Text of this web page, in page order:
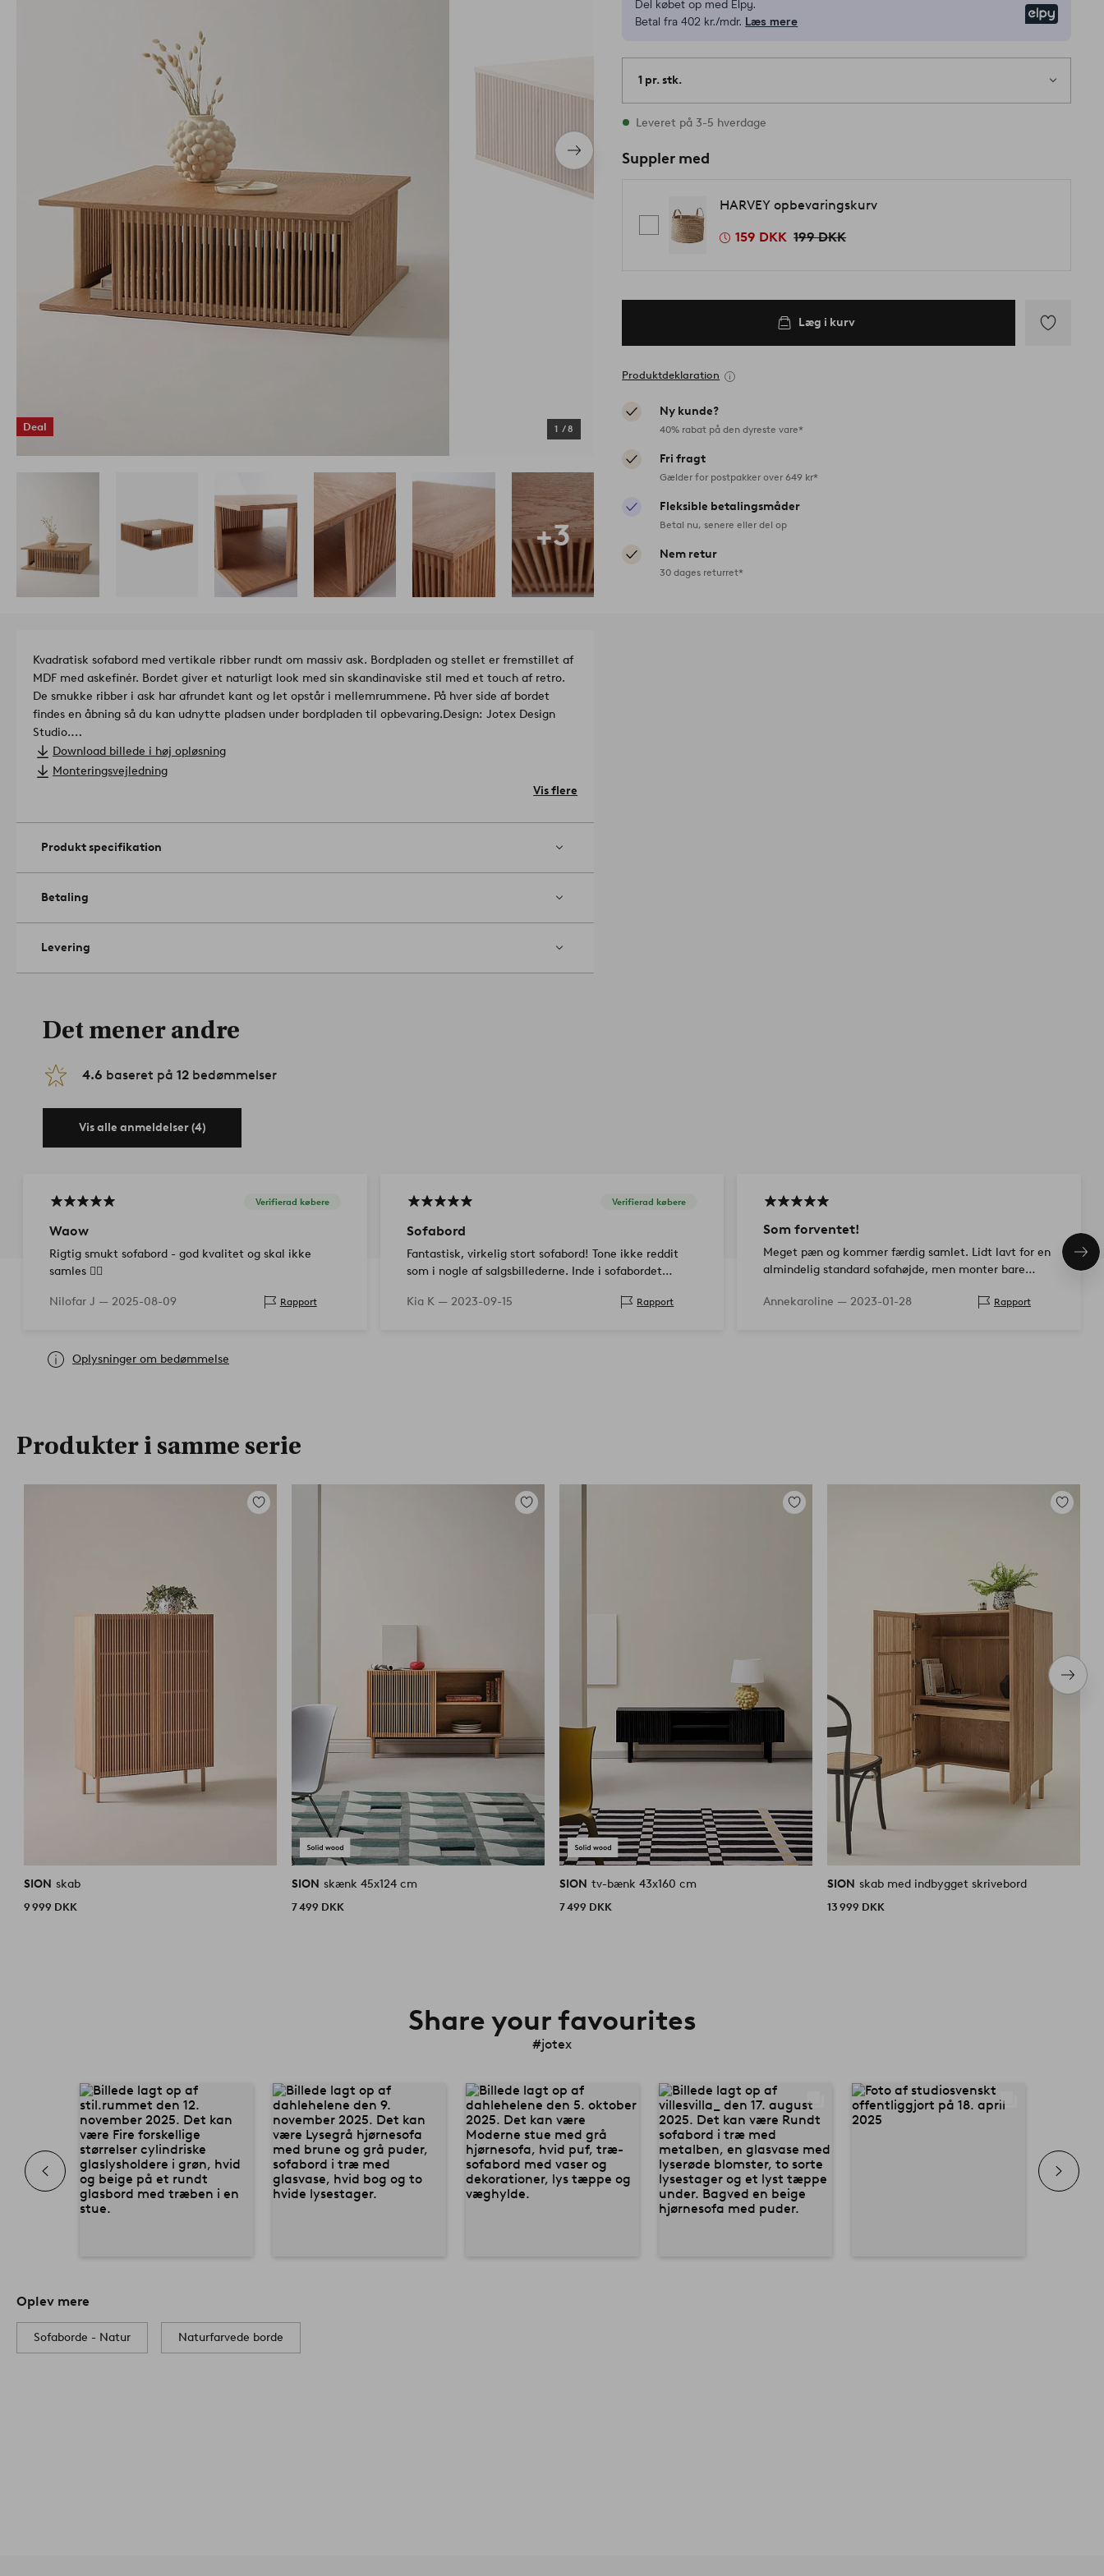
Næste
produkt
Deal 1 /8
Del købet op med Elpy.
Betal fra 402 kr./mdr. Læs mere
1 pr. stk.
På lager
Leveret på 3-5 hverdage
Suppler med
HARVEY opbevaringskurv
159 DKK 199 DKK
Læg i kurv
Produktdeklaration
Ny kunde?
40% rabat på den dyreste vare*
Fri fragt
Gælder for postpakker over 649 kr*
Fleksible betalingsmåder
Betal nu, senere eller del op
Nem retur
30 dages returret*
+3
Kvadratisk sofabord med vertikale ribber rundt om massiv ask. Bordpladen og stellet er fremstillet af
MDF med askefinér. Bordet giver et naturligt look med sin skandinaviske stil med et touch af retro.
De smukke ribber i ask har afrundet kant og let opstår i mellemrummene. På hver side af bordet
findes en åbning så du kan udnytte pladsen under bordpladen til opbevaring.Design: Jotex Design
Studio.
Materiale: Ask og MDF med askefinér.
Størrelse: Højde 35 cm, bordplade 100x100 cm.
Tip/råd: Udnyt pladsen under bordet til magasiner og bøger. Der er desuden også plads til en
varmende plaid.Artikelnummer: 1669382-01-0
Download billede i høj opløsning
Monteringsvejledning
Vis flere
Produkt specifikation
Betaling
Levering
Det mener andre
4.6 baseret på 12 bedømmelser
Vis alle anmeldelser (4)
Verifierad købere
Waow
Rigtig smukt sofabord - god kvalitet og skal ikke
samles 👌🏽
Nilofar J — 2025-08-09 Rapport
Verifierad købere
Sofabord
Fantastisk, virkelig stort sofabord! Tone ikke reddit
som i nogle af salgsbillederne. Inde i sofabordet
Kia K — 2023-09-15 Rapport
Som forventet!
Meget pæn og kommer færdig samlet. Lidt lavt for en
almindelig standard sofahøjde, men monter bare
Annekaroline — 2023-01-28 Rapport
Oplysninger om bedømmelse
Produkter i samme serie
Tilføj
SION skab
9 999 DKK
Tilføj
SION skænk 45x124 cm
7 499 DKK
Tilføj
SION tv-bænk 43x160 cm
7 499 DKK
Tilføj
SION skab med indbygget skrivebord
13 999 DKK
Næste
Share your favourites
#jotex
Oplev mere
Sofaborde - Natur Naturfarvede borde